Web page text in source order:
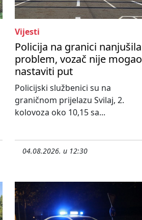
Vijesti
Policija na granici nanjušila
problem, vozač nije mogao
nastaviti put
Policijski službenici su na
graničnom prijelazu Svilaj, 2.
kolovoza oko 10,15 sa...
04.08.2026. u 12:30